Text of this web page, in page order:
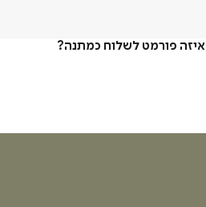
איזה פורמט לשלוח כמתנה?